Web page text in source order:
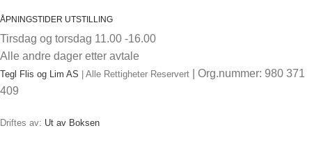
ÅPNINGSTIDER UTSTILLING
Tirsdag og torsdag 11.00 -16.00
Alle andre dager etter avtale
Tegl Flis og Lim AS | Alle Rettigheter Reservert | Org.nummer: 980 371
409
Driftes av: Ut av Boksen